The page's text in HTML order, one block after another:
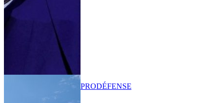
PRODÉFENSE